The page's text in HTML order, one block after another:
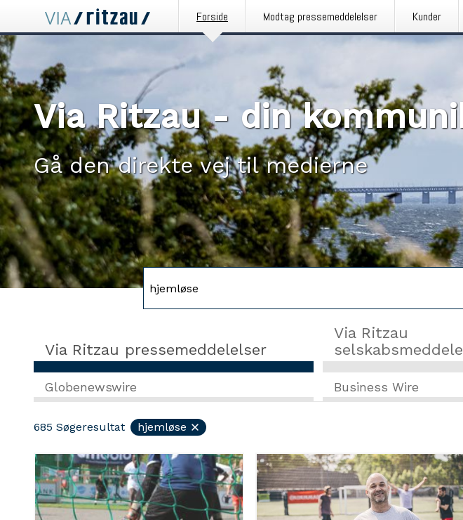
Forside Modtag pressemeddelelser Kunder
Via Ritzau - din
Gå den direkte vej til medierne
Via Ritzau pressemeddelelser
Via Ritzau
Globenewswire Business Wire
685 Søgeresultat hjemløse